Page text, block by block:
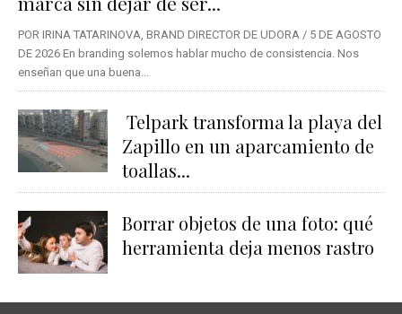
POR IRINA TATARINOVA, BRAND DIRECTOR DE UDORA / 5 DE AGOSTO
DE 2026 En branding solemos hablar mucho de consistencia. Nos
enseñan que una buena...
Telpark transforma la playa del
Zapillo en un aparcamiento de
toallas...
Borrar objetos de una foto: qué
herramienta deja menos rastro